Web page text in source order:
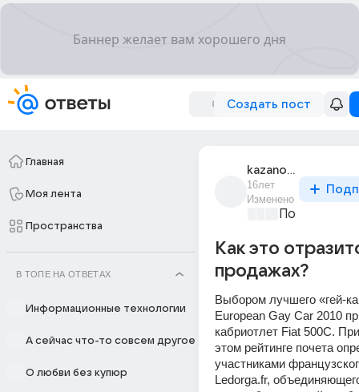
Создать пост
Главная
Моя лента
Пространства
В ТОПЕ НА ОТВЕТАХ
Информационные технологии
А сейчас что-то совсем другое
О любви без купюр
kazanova_16
16лет
Изменено
Как это
продажах?
Выбором лучшего «гей-
European Gay Car 2010
кабриотлет Fiat 500C.
этом рейтинге почета
участниками
Ledorga.fr,